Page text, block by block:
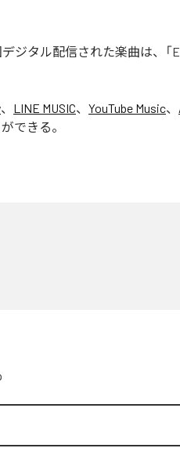
ジタル配信された楽曲は、「
、 LINE MUSIC、 YouTube Music、
できる。